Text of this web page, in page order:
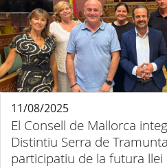
El Consell de Mallorca
Distintiu Serra de
participatiu de la futura llei
11/08/2025